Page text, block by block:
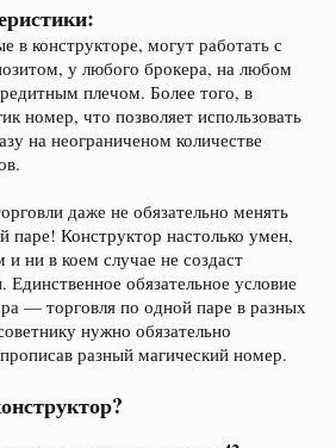
в конструкторе, могут работать с
у любого брокера, на любом
плечом. Более того, в
номер, что позволяет использовать
на неограниченом количестве
даже не обязательно менять
паре! Конструктор настолько умен,
ни в коем случае не создаст
обязательное условие
— торговля по одной паре в разных
нужно обязательно
разный магический номер.